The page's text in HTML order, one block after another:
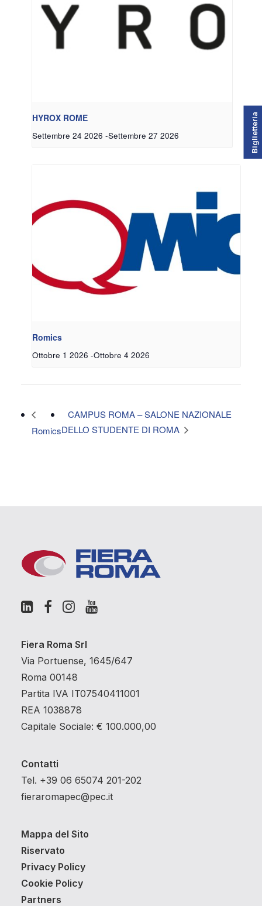
HYROX ROME
Settembre 24 2026 -Settembre 27 2026
Romics
Ottobre 1 2026 -Ottobre 4 2026
Romics
CAMPUS ROMA – SALONE NAZIONALE
DELLO STUDENTE DI ROMA
Fiera Roma Srl
Via Portuense, 1645/647
Roma 00148
Partita IVA IT07540411001
REA 1038878
Capitale Sociale: € 100.000,00
Contatti
Tel. +39 06 65074 201-202
fieraromapec@pec.it
Mappa del Sito
Riservato
Privacy Policy
Cookie Policy
Partners
Biglietteria